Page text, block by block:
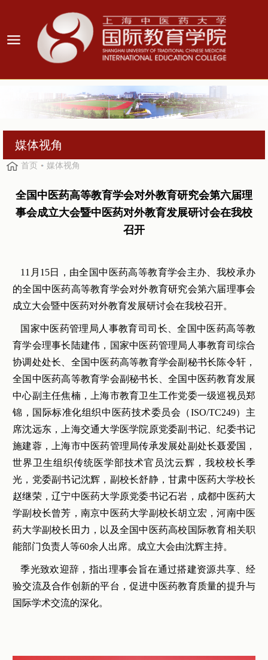
媒体视角
首页 媒体视角
全国中医药高等教育学会对外教育研究会第六届理
事会成立大会暨中医药对外教育发展研讨会在我校
召开
11月15日，由全国中医药高等教育学会主办、我校承办
的全国中医药高等教育学会对外教育研究会第六届理事会
成立大会暨中医药对外教育发展研讨会在我校召开。
国家中医药管理局人事教育司司长、全国中医药高等教
育学会理事长陆建伟，国家中医药管理局人事教育司综合
协调处处长、全国中医药高等教育学会副秘书长陈令轩，
全国中医药高等教育学会副秘书长、全国中医药教育发展
中心副主任焦楠，上海市教育卫生工作党委一级巡视员郑
锦，国际标准化组织中医药技术委员会（ISO/TC249）主
席沈远东，上海交通大学医学院原党委副书记、纪委书记
施建蓉，上海市中医药管理局传承发展处副处长聂爱国，
世界卫生组织传统医学部技术官员沈云辉，我校校长季
光，党委副书记沈辉，副校长舒静，甘肃中医药大学校长
赵继荣，辽宁中医药大学原党委书记石岩，成都中医药大
学副校长曾芳，南京中医药大学副校长胡立宏，河南中医
药大学副校长田力，以及全国中医药高校国际教育相关职
能部门负责人等60余人出席。成立大会由沈辉主持。
季光致欢迎辞，指出理事会旨在通过搭建资源共享、经
验交流及合作创新的平台，促进中医药教育质量的提升与
国际学术交流的深化。